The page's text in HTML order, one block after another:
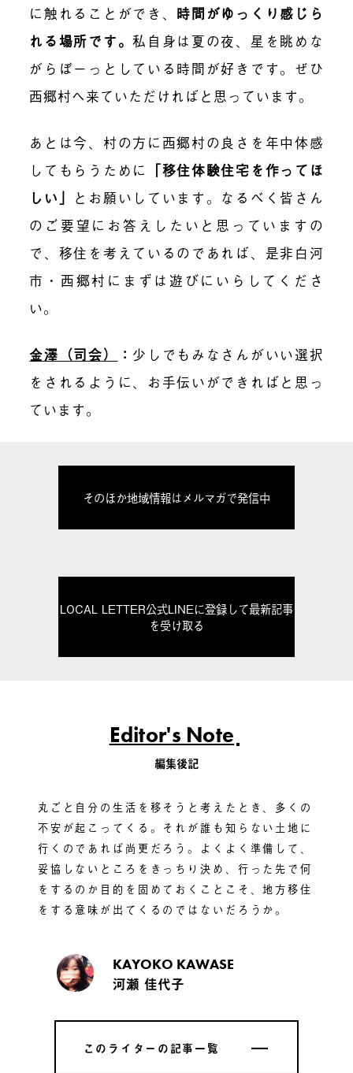
に触れ ることができ、 時間がゆっくり感じら
れる場所です。私自身は夏の夜、星を眺めな
がらぼーっとしている時間が好きです。ぜひ
西郷村へ来ていただければと思っています。
あとは今、村の方に西郷村の良さを年中体感
してもらうために 「移住体験住宅を作ってほ
しい」 とお願いしています。なるべく皆さん
のご要望にお答えしたいと思っていますの
で、移住を考えているのであれば、 是非 白河
市・西郷村にまずは遊びにいらしてくださ
い。
金澤（司会） ： 少しでもみなさんがいい選択
をされるように、お手伝いができればと思っ
ています。
そのほか地域情報はメルマガで発信中
LOCAL LETTER公式LINEに登録して最新記事
を受け取る
Editor's Note
編集後記
丸ごと自分の生活を移そうと考えたとき、多くの
不安が起こってくる。それが誰も知らない土地に
行くのであれば尚更だろう。よくよく準備して、
妥協しないところをきっちり決め、行った先で何
をするのか目的を固めておくことこそ、地方移住
をする意味が出てくるのではないだろうか。
KAYOKO KAWASE
河瀬 佳代子
このライターの記事一覧
このライターの記事一覧